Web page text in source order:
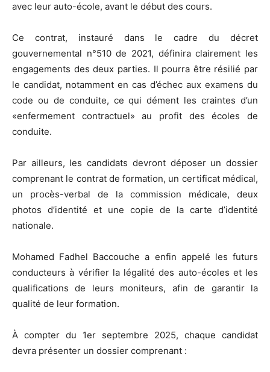
avec leur auto-école, avant le début des cours.
Ce contrat, instauré dans le cadre du décret
gouvernemental n°510 de 2021, définira clairement les
engagements des deux parties. Il pourra être résilié par
le candidat, notamment en cas d’échec aux examens du
code ou de conduite, ce qui dément les craintes d’un
«enfermement contractuel» au profit des écoles de
conduite.
Par ailleurs, les candidats devront déposer un dossier
comprenant le contrat de formation, un certificat médical,
un procès-verbal de la commission médicale, deux
photos d’identité et une copie de la carte d’identité
nationale.
Mohamed Fadhel Baccouche a enfin appelé les futurs
conducteurs à vérifier la légalité des auto-écoles et les
qualifications de leurs moniteurs, afin de garantir la
qualité de leur formation.
À compter du 1er septembre 2025, chaque candidat
devra présenter un dossier comprenant :